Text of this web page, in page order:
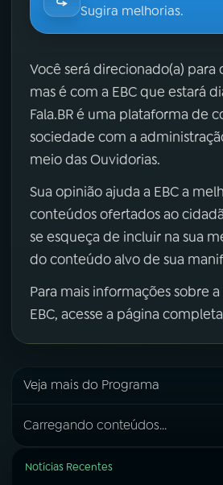
Sugira melhorias.
Você será direcionado(a) para
mas é com a EBC que estará
Fala.BR é uma plataforma de
sociedade com a
meio das Ouvidorias.
Sua opinião ajuda a EBC a
conteúdos ofertados ao
se esqueça de incluir na sua
do conteúdo alvo de sua
Para mais informações sobre
EBC, acesse a página completa
Veja mais do Programa
Carregando conteúdos...
Notícias Recentes